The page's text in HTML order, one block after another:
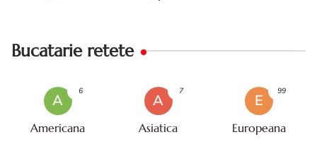
Bucatarie retete
A
Americana
6
A
Asiatica
7
E
Europeana
99